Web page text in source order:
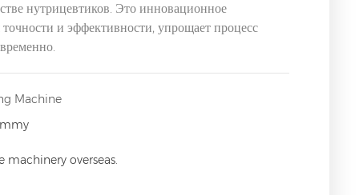
нутрицевтиков. Это инновационное
и эффективности, упрощает процесс
Machine
machinery overseas.